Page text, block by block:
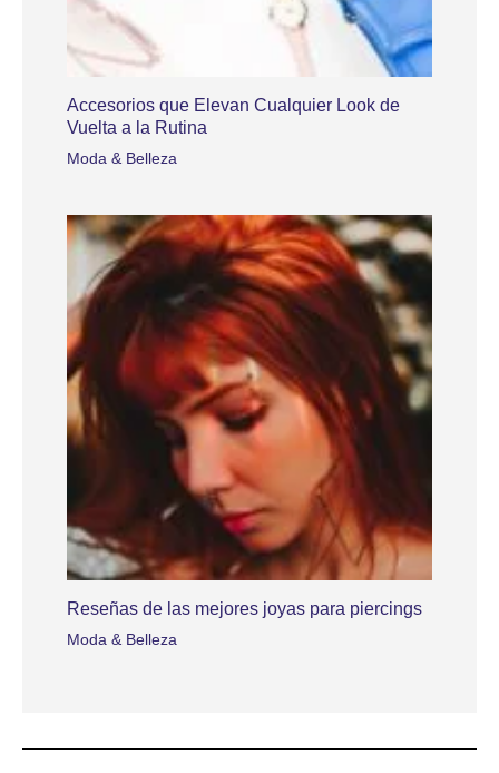
Accesorios que Elevan Cualquier Look de
Vuelta a la Rutina
Moda & Belleza
Reseñas de las mejores joyas para piercings
Moda & Belleza